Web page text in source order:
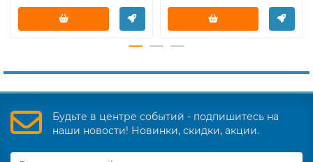
Будьте в центре событий - подпишитесь на
наши новости! Новинки, скидки, акции.